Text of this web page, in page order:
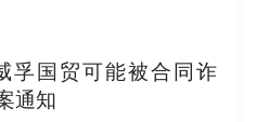
孚国贸可能被合同诈
通知